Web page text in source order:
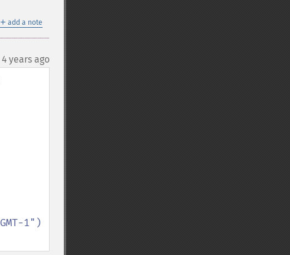
＋ add a note
4 years ago